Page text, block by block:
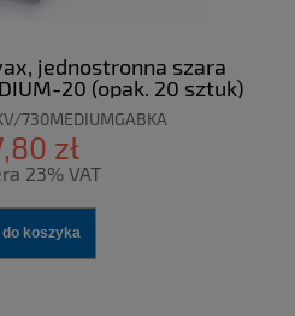
jednostronna szara
20 (opak. 20 sztuk)
730MEDIUMGABKA
zł
23% VAT
do koszyka